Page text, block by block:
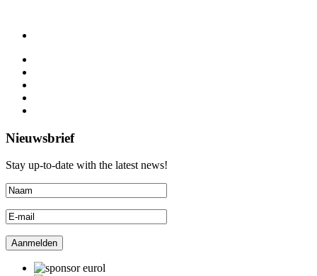
Nieuwsbrief
Stay up-to-date with the latest news!